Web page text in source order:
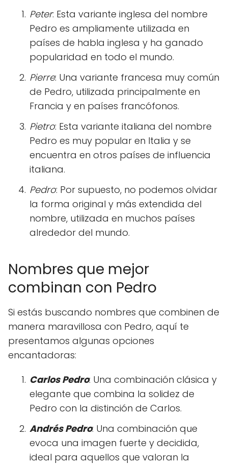
Peter: Esta variante inglesa del nombre
Pedro es ampliamente utilizada en
países de habla inglesa y ha ganado
popularidad en todo el mundo.
Pierre: Una variante francesa muy común
de Pedro, utilizada principalmente en
Francia y en países francófonos.
Pietro: Esta variante italiana del nombre
Pedro es muy popular en Italia y se
encuentra en otros países de influencia
italiana.
Pedro: Por supuesto, no podemos olvidar
la forma original y más extendida del
nombre, utilizada en muchos países
alrededor del mundo.
Nombres que mejor
combinan con Pedro
Si estás buscando nombres que combinen de
manera maravillosa con Pedro, aquí te
presentamos algunas opciones
encantadoras:
Carlos Pedro: Una combinación clásica y
elegante que combina la solidez de
Pedro con la distinción de Carlos.
Andrés Pedro: Una combinación que
evoca una imagen fuerte y decidida,
ideal para aquellos que valoran la